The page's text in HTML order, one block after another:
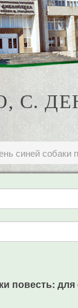
С.
синей собаки
повесть: